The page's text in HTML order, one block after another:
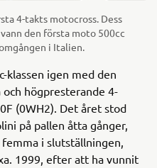
4-takts motocross. Dess
den första moto 500cc
i Italien.
klassen igen med den
högpresterande 4-
(0WH2). Det året stod
på pallen åtta gånger,
i slutställningen,
1999, efter att ha vunnit